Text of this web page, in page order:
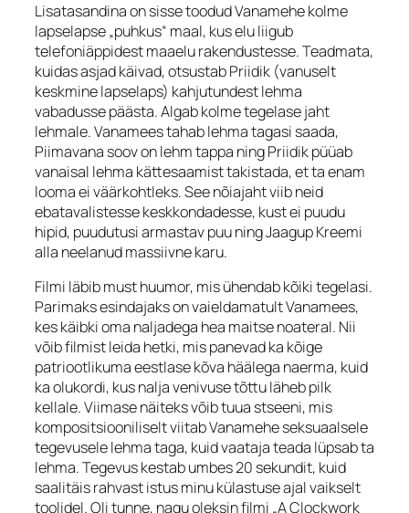
Lisatasandina on sisse toodud Vanamehe kolme
lapselapse „puhkus“ maal, kus elu liigub
telefoniäppidest maaelu rakendustesse. Teadmata,
kuidas asjad käivad, otsustab Priidik (vanuselt
keskmine lapselaps) kahjutundest lehma
vabadusse päästa. Algab kolme tegelase jaht
lehmale. Vanamees tahab lehma tagasi saada,
Piimavana soov on lehm tappa ning Priidik püüab
vanaisal lehma kättesaamist takistada, et ta enam
looma ei väärkohtleks. See nõiajaht viib neid
ebatavalistesse keskkondadesse, kust ei puudu
hipid, puudutusi armastav puu ning Jaagup Kreemi
alla neelanud massiivne karu.
Filmi läbib must huumor, mis ühendab kõiki tegelasi.
Parimaks esindajaks on vaieldamatult Vanamees,
kes käibki oma naljadega hea maitse noateral. Nii
võib filmist leida hetki, mis panevad ka kõige
patriootlikuma eestlase kõva häälega naerma, kuid
ka olukordi, kus nalja venivuse tõttu läheb pilk
kellale. Viimase näiteks võib tuua stseeni, mis
kompositsiooniliselt viitab Vanamehe seksuaalsele
tegevusele lehma taga, kuid vaataja teada lüpsab ta
lehma. Tegevus kestab umbes 20 sekundit, kuid
saalitäis rahvast istus minu külastuse ajal vaikselt
toolidel. Oli tunne, nagu oleksin filmi „A Clockwork